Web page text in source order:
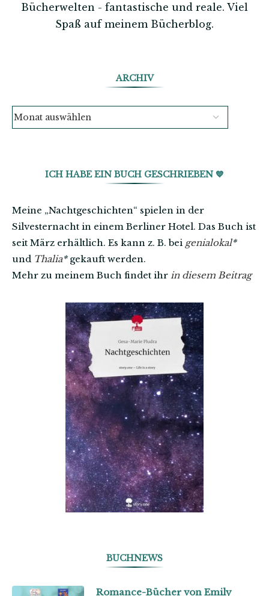
Bücherwelten - fantastische und reale. Viel
Spaß auf meinem Bücherblog.
ARCHIV
ICH HABE EIN BUCH GESCHRIEBEN 💙
Meine „Nachtgeschichten“ spielen in der
Silvesternacht in einem Berliner Hotel. Das Buch ist
seit März erhältlich. Es kann z. B. bei genialokal*
und Thalia*gekauft werden.
Mehr zu meinem Buch findet ihr in diesem Beitrag
BUCHNEWS
Romance-Bücher von Emily